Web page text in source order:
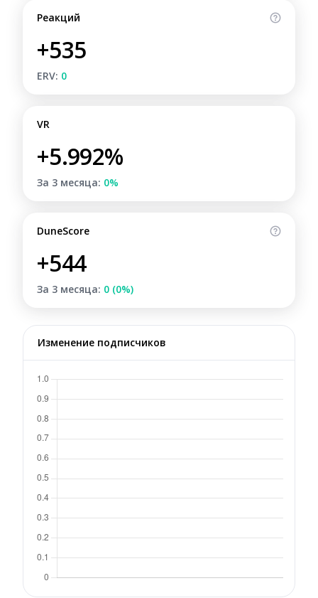
Реакций
+535
ERV: 0
VR
+5.992%
За 3 месяца: 0%
DuneScore
+544
За 3 месяца: 0 (0%)
Изменение подписчиков